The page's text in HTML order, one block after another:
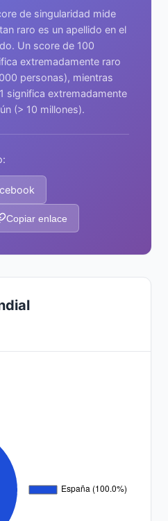
de singularidad mide
raro es un apellido en el
Un score de 100
extremadamente raro
personas), mientras
significa extremadamente
(> 10 millones).
Copiar enlace